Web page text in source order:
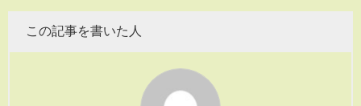
この記事を書いた人